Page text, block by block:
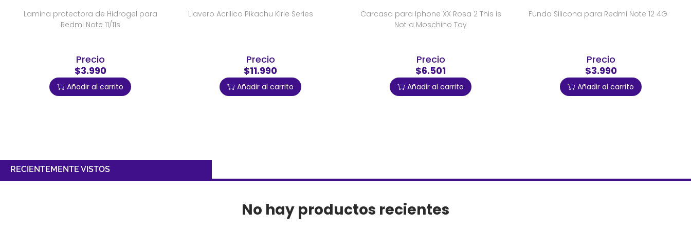
Lamina protectora de Hidrogel para
Redmi Note 11/11s
Precio
$3.990
Añadir al carrito
Llavero Acrilico Pikachu Kirie Series
Precio
$11.990
Añadir al carrito
Carcasa para Iphone XX Rosa 2 This is
Not a Moschino Toy
Precio
$6.501
Añadir al carrito
Funda Silicona para Redmi Note 12 4G
Precio
$3.990
Añadir al carrito
RECIENTEMENTE VISTOS
No hay productos recientes